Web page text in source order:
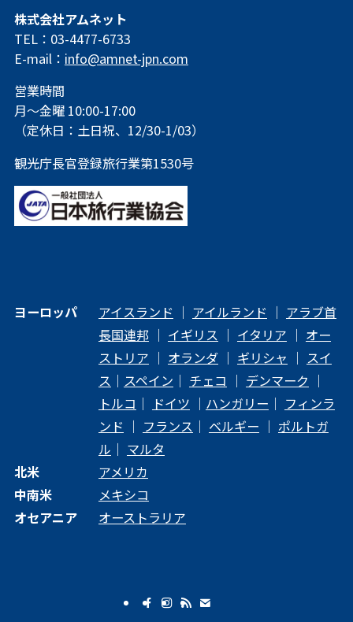
株式会社アムネット
TEL：03-4477-6733
E-mail： info@amnet-jpn.com
営業時間
月～金曜 10:00-17:00
（定休日：土日祝、12/30-1/03）
観光庁長官登録旅行業第1530号
ヨーロッパ アイスランド ｜ アイルランド ｜ アラブ首
長国連邦｜ イギリス ｜ イタリア ｜ オー
ストリア ｜ オランダ｜ ギリシャ ｜ スイ
ス ｜ スペイン ｜ チェコ ｜ デンマーク ｜
トルコ ｜ ドイツ ｜ ハンガリー ｜ フィンラ
ンド ｜ フランス ｜ ベルギー ｜ ポルトガ
ル ｜ マルタ
北米
アメリカ
中南米
メキシコ
オセアニア
オーストラリア